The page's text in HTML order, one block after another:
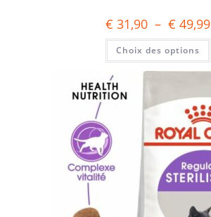
€ 31,90 – € 49,99
Choix des options